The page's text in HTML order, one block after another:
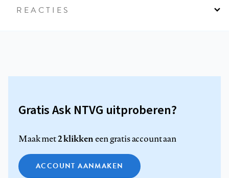
REACTIES
Gratis Ask NTVG uitproberen?
Maak met2 klikkeneen gratis account aan
ACCOUNT AANMAKEN